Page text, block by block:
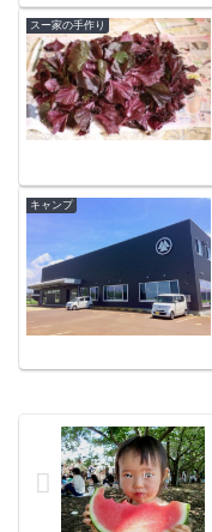
スー家の手作り
キャンプ